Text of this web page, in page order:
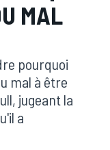
MAL
pourquoi
mal à être
jugeant la
a